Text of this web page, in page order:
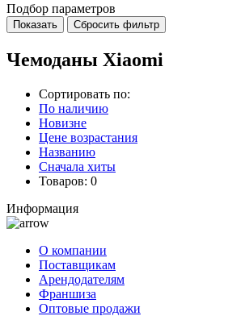
Подбор параметров
Чемоданы Xiaomi
Сортировать по:
По наличию
Новизне
Цене возрастания
Названию
Сначала хиты
Товаров: 0
Информация
О компании
Поставщикам
Арендодателям
Франшиза
Оптовые продажи